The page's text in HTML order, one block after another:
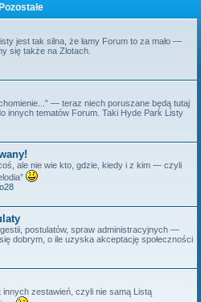
Pozostałe
jest tak silna, że łamy Forum to za mało —
się także na Zlotach.
— teraz niech poruszane będą tutaj
innych tematów Forum. Taki Hyde Park Listy
ale nie wie kto, gdzie, kiedy i z kim — czyli
postulatów, spraw administracyjnych —
dobrym, o ile uzyska akceptację społeczności
zestawień, czyli nie samą Listą